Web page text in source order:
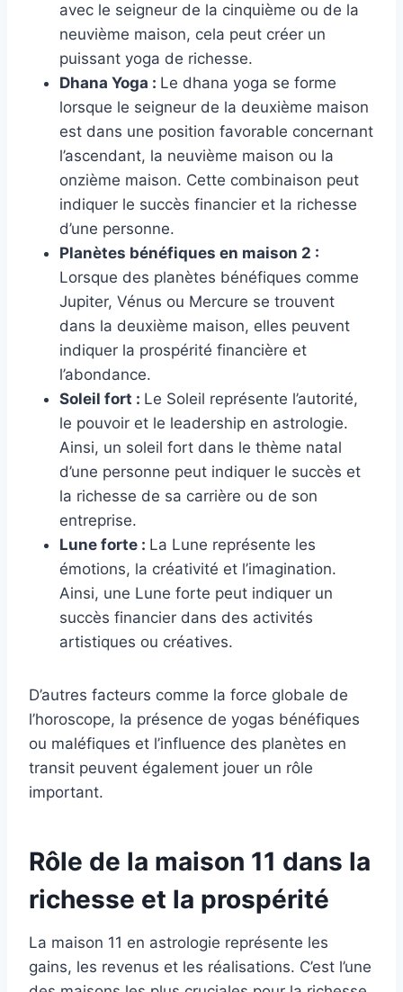
avec le seigneur de la cinquième ou de la
neuvième maison, cela peut créer un
puissant yoga de richesse.
Dhana Yoga : Le dhana yoga se forme
lorsque le seigneur de la deuxième maison
est dans une position favorable concernant
l’ascendant, la neuvième maison ou la
onzième maison. Cette combinaison peut
indiquer le succès financier et la richesse
d’une personne.
Planètes bénéfiques en maison 2 :
Lorsque des planètes bénéfiques comme
Jupiter, Vénus ou Mercure se trouvent
dans la deuxième maison, elles peuvent
indiquer la prospérité financière et
l’abondance.
Soleil fort : Le Soleil représente l’autorité,
le pouvoir et le leadership en astrologie.
Ainsi, un soleil fort dans le thème natal
d’une personne peut indiquer le succès et
la richesse de sa carrière ou de son
entreprise.
Lune forte : La Lune représente les
émotions, la créativité et l’imagination.
Ainsi, une Lune forte peut indiquer un
succès financier dans des activités
artistiques ou créatives.
D’autres facteurs comme la force globale de
l’horoscope, la présence de yogas bénéfiques
ou maléfiques et l’influence des planètes en
transit peuvent également jouer un rôle
important.
Rôle de la maison 11 dans la
richesse et la prospérité
La maison 11 en astrologie représente les
gains, les revenus et les réalisations. C’est l’une